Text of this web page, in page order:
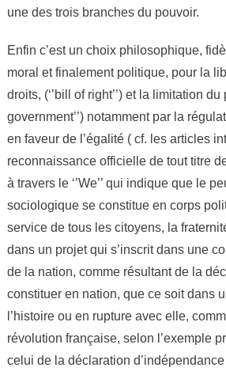
une des trois branches du pouvoir.
Enfin c’est un choix philosophique,
moral et finalement politique, pour la
droits, (‘’bill of right’’) et la limitation du
government’’) notamment par la
en faveur de l’égalité ( cf. les articles
reconnaissance officielle de tout titre
à travers le ‘’We’’ qui indique que le
sociologique se constitue en corps
service de tous les citoyens, la
dans un projet qui s’inscrit dans une
de la nation, comme résultant de la
constituer en nation, que ce soit dans
l’histoire ou en rupture avec elle,
révolution française, selon l’exemple
celui de la déclaration